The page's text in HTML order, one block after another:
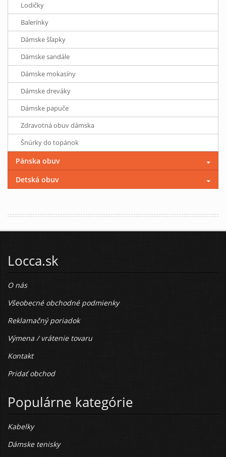
Lodičky
Balerínky
Dámske šľapky
Dámske sandále
Dámske mokasíny
Dámske dreváky
Dámske papuče
Zdravotná obuv dámska
Šnúrky do topánok
Pánska obuv
Detská obuv
Locca.sk
O nás
Všeobecné obchodné podmienky
Reklamačný poriadok
Výmena / vrátenie tovaru
Kontakt
Pridať obchod
Populárne kategórie
Kabelky
Dámske tenisky